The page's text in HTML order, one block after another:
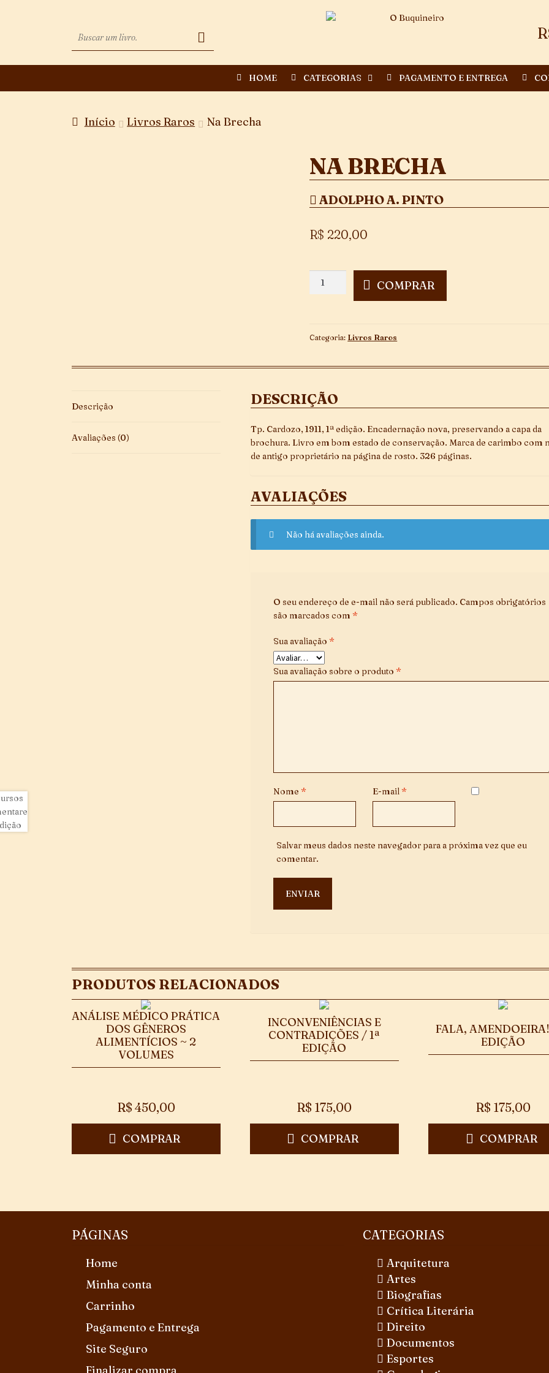
HOME CATEGORIAS PAGAMENTO E ENTREGA
Início Livros Raros Na Brecha
NA BRECHA
ADOLPHO A. PINTO
R$ 220,00
COMPRAR
Categoria: Livros Raros
Descrição
Avaliações (0)
DESCRIÇÃO
Tp. Cardozo, 1911, 1ª edição. Encadernação nova, preservando a capa da
brochura. Livro em bom estado de conservação. Marca de carimbo com
de antigo proprietário na página de rosto. 326 páginas.
AVALIAÇÕES
Não há avaliações ainda.
O seu endereço de e-mail não será publicado. Campos obrigatórios
são marcados com *
Sua avaliação *
Sua avaliação sobre o produto *
Nome * E-mail*
Salvar meus dados neste navegador para a próxima vez que eu
comentar.
PRODUTOS RELACIONADOS
ANÁLISE MÉDICO PRÁTICA
DOS GÊNEROS
ALIMENTÍCIOS ~ 2
VOLUMES
R$ 450,00
COMPRAR
INCONVENIÊNCIAS E
CONTRADIÇÕES / 1ª
EDIÇÃO
R$ 175,00
COMPRAR
FALA, AMENDOEIRA!
EDIÇÃO
R$ 175,00
COMPRAR
PÁGINAS
Home
Minha conta
Carrinho
Pagamento e Entrega
Site Seguro
CATEGORIAS
Arquitetura
Artes
Biografias
Crítica Literária
Direito
Documentos
Esportes